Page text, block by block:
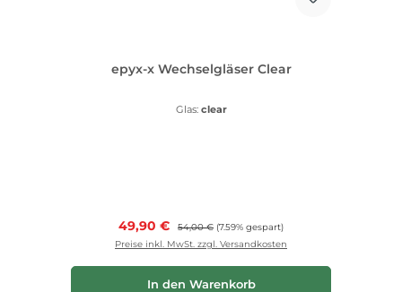
epyx-x Wechselgläser Clear
Glas: clear
Verkaufspreis:
49,90 € Regulärer Preis:
54,00 € (7.59% gespart)
Preise inkl. MwSt. zzgl. Versandkosten
In den Warenkorb